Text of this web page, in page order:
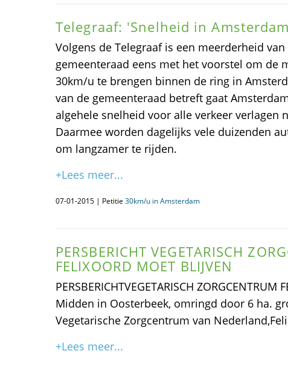
Telegraaf: 'Snelheid in
Volgens de Telegraaf is een meerderheid
gemeenteraad eens met het voorstel om de
30km/u te brengen binnen de ring in
van de gemeenteraad betreft gaat
algehele snelheid voor alle verkeer verlagen
Daarmee worden dagelijks vele duizenden
om langzamer te rijden.
+Lees meer...
07-01-2015 | Petitie 30km/u in Amsterdam
PERSBERICHT VEGETARISCH
FELIXOORD MOET BLIJVEN
PERSBERICHTVEGETARISCH ZORGCENTRUM
Midden in Oosterbeek, omringd door 6 ha.
Vegetarische Zorgcentrum van
+Lees meer...